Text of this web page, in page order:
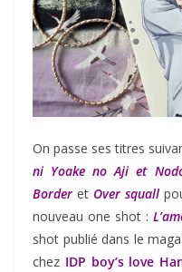
On passe ses titres
ni Yoake no Aji et
Border et Over squall
nouveau one shot :
shot publié dans le
chez IDP boy’s love